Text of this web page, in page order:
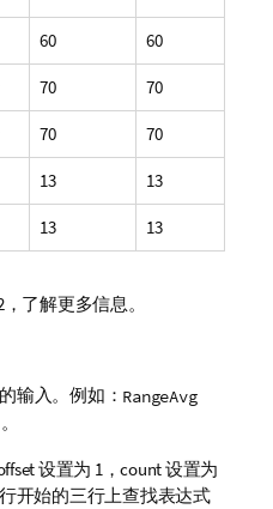
60 60
70 70
70 70
13 13
13 13
了解更多信息。
输入。例如： RangeAvg
。
设置为 1，count设置为
开始的三行上查找表达式